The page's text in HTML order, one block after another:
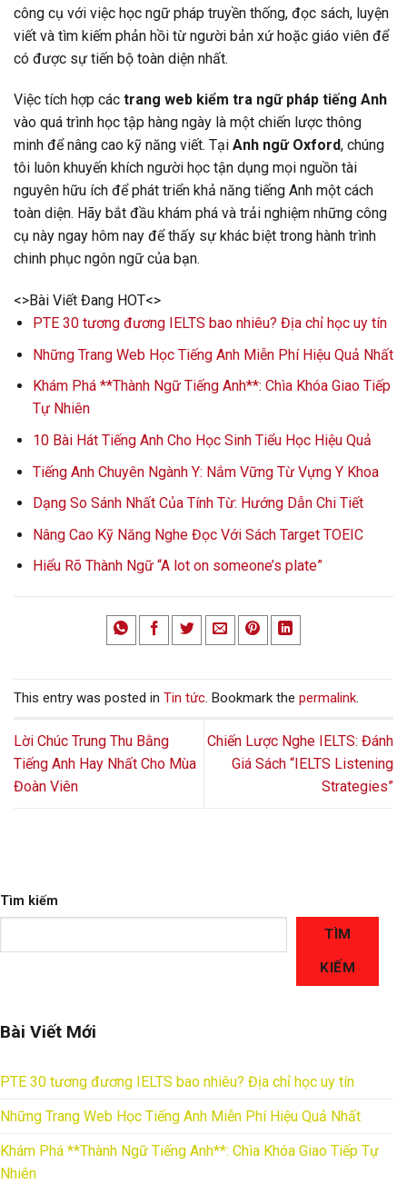
công cụ với việc học ngữ pháp truyền thống, đọc sách, luyện
viết và tìm kiếm phản hồi từ người bản xứ hoặc giáo viên để
có được sự tiến bộ toàn diện nhất.
Việc tích hợp các trang web kiểm tra ngữ pháp tiếng Anh
vào quá trình học tập hàng ngày là một chiến lược thông
minh để nâng cao kỹ năng viết. Tại Anh ngữ Oxford, chúng
tôi luôn khuyến khích người học tận dụng mọi nguồn tài
nguyên hữu ích để phát triển khả năng tiếng Anh một cách
toàn diện. Hãy bắt đầu khám phá và trải nghiệm những công
cụ này ngay hôm nay để thấy sự khác biệt trong hành trình
chinh phục ngôn ngữ của bạn.
<>Bài Viết Đang HOT<>
PTE 30 tương đương IELTS bao nhiêu? Địa chỉ học uy tín
Những Trang Web Học Tiếng Anh Miễn Phí Hiệu Quả Nhất
Khám Phá **Thành Ngữ Tiếng Anh**: Chìa Khóa Giao Tiếp
Tự Nhiên
10 Bài Hát Tiếng Anh Cho Học Sinh Tiểu Học Hiệu Quả
Tiếng Anh Chuyên Ngành Y: Nắm Vững Từ Vựng Y Khoa
Dạng So Sánh Nhất Của Tính Từ: Hướng Dẫn Chi Tiết
Nâng Cao Kỹ Năng Nghe Đọc Với Sách Target TOEIC
Hiểu Rõ Thành Ngữ “A lot on someone’s plate”
This entry was posted in Tin tức. Bookmark the permalink.
Lời Chúc Trung Thu Bằng
Tiếng Anh Hay Nhất Cho Mùa
Đoàn Viên
Chiến Lược Nghe IELTS: Đánh
Giá Sách “IELTS Listening
Strategies”
Tìm kiếm
TÌM
KIẾM
Bài Viết Mới
PTE 30 tương đương IELTS bao nhiêu? Địa chỉ học uy tín
Những Trang Web Học Tiếng Anh Miễn Phí Hiệu Quả Nhất
Khám Phá **Thành Ngữ Tiếng Anh**: Chìa Khóa Giao Tiếp Tự
Nhiên